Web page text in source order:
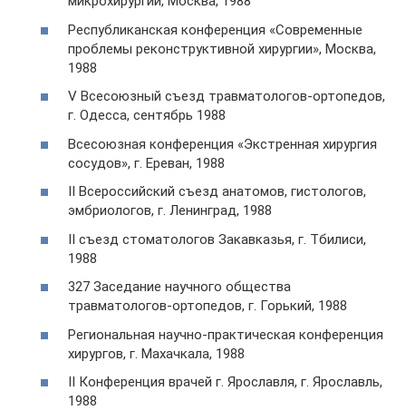
Республиканская конференция «Современные
проблемы реконструктивной хирургии», Москва,
1988
V Всесоюзный съезд травматологов-ортопедов,
г. Одесса, сентябрь 1988
Всесоюзная конференция «Экстренная хирургия
сосудов», г. Ереван, 1988
II Всероссийский съезд анатомов, гистологов,
эмбриологов, г. Ленинград, 1988
II съезд стоматологов Закавказья, г. Тбилиси,
1988
327 Заседание научного общества
травматологов-ортопедов, г. Горький, 1988
Региональная научно-практическая конференция
хирургов, г. Махачкала, 1988
II Конференция врачей г. Ярославля, г. Ярославль,
1988